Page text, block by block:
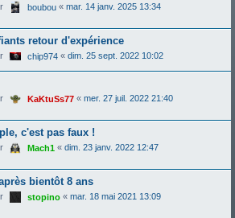
boubou « mar. 14 janv. 2025 13:34
retour d'expérience
chip974 « dim. 25 sept. 2022 10:02
KaKtuSs77 « mer. 27 juil. 2022 21:40
c'est pas faux !
Mach1 « dim. 23 janv. 2022 12:47
bientôt 8 ans
stopino « mar. 18 mai 2021 13:09